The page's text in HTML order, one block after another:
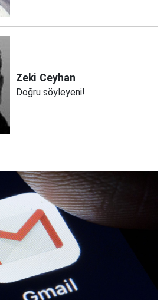
Zeki Ceyhan
Doğru söyleyeni!